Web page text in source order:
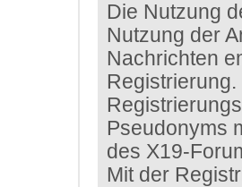
Die Nutzung
Nutzung der
Nachrichten
Pseudonyms
des X19-
Mit der